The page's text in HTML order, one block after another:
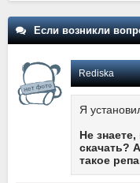
Если возникли
Rediska
Я
Не
скачать?
такое